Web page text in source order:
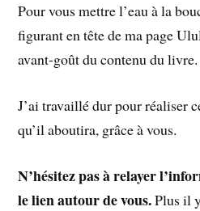
Pour vous mettre l’eau à la
figurant en tête de ma page
avant-goût du contenu du livre.
J’ai travaillé dur pour réaliser
qu’il aboutira, grâce à vous.
N’hésitez pas à relayer
le lien autour de vous.Plus il